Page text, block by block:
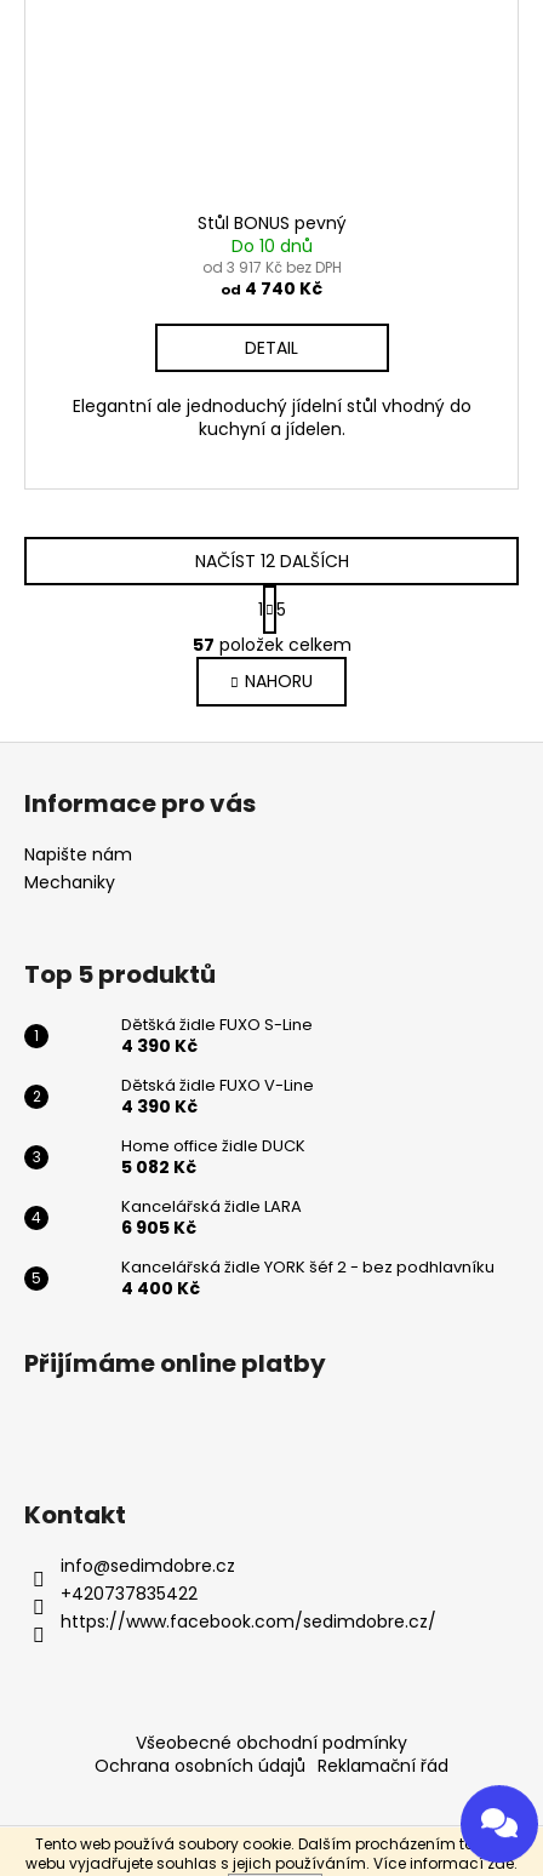
Tento web používá soubory cookie. Dalším procházením tohoto
webu vyjadřujete souhlas s jejich používáním. Více informacízde.
Stůl BONUS pevný
Do 10 dnů
od 3 917 Kč bez DPH
od 4 740 Kč
DETAIL
Elegantní ale jednoduchý jídelní stůl vhodný do
kuchyní a jídelen.
O
v
l
á
d
p
s
NAČÍST 12 DALŠÍCH
S
t
r
á
n
k
o
1 5
57 položek celkem
NAHORU
Informace pro vás
Napište nám
Mechaniky
Top 5 produktů
Dětšká židle FUXO S-Line
4 390 Kč
Dětská židle FUXO V-Line
4 390 Kč
Home office židle DUCK
5 082 Kč
Kancelářská židle LARA
6 905 Kč
Kancelářská židle YORK šéf 2 - bez podhlavníku
4 400 Kč
Přijímáme online platby
Kontakt
info@sedimdobre.cz
+420737835422
https://www.facebook.com/sedimdobre.cz/
Všeobecné obchodní podmínky
Ochrana osobních údajů Reklamační řád
Vytvořil Shoptet